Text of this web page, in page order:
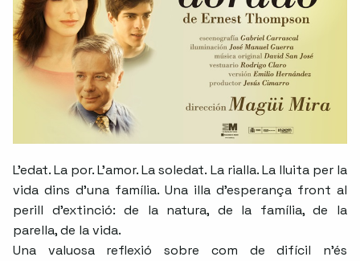
L’edat. La por. L’amor. La soledat. La rialla. La lluita per la
vida dins d’una família. Una illa d’esperança front al
perill d’extinció: de la natura, de la família, de la
parella, de la vida.
Una valuosa reflexió sobre com de difícil n’és